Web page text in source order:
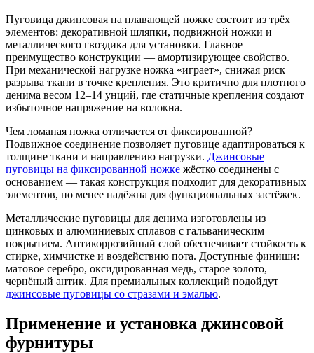
Пуговица джинсовая на плавающей ножке состоит из трёх
элементов: декоративной шляпки, подвижной ножки и
металлического гвоздика для установки. Главное
преимущество конструкции — амортизирующее свойство.
При механической нагрузке ножка «играет», снижая риск
разрыва ткани в точке крепления. Это критично для плотного
денима весом 12–14 унций, где статичные крепления создают
избыточное напряжение на волокна.
Чем ломаная ножка отличается от фиксированной?
Подвижное соединение позволяет пуговице адаптироваться к
толщине ткани и направлению нагрузки. Джинсовые
пуговицы на фиксированной ножке жёстко соединены с
основанием — такая конструкция подходит для декоративных
элементов, но менее надёжна для функциональных застёжек.
Металлические пуговицы для денима изготовлены из
цинковых и алюминиевых сплавов с гальваническим
покрытием. Антикоррозийный слой обеспечивает стойкость к
стирке, химчистке и воздействию пота. Доступные финиши:
матовое серебро, оксидированная медь, старое золото,
чернёный антик. Для премиальных коллекций подойдут
джинсовые пуговицы со стразами и эмалью.
Применение и установка джинсовой
фурнитуры